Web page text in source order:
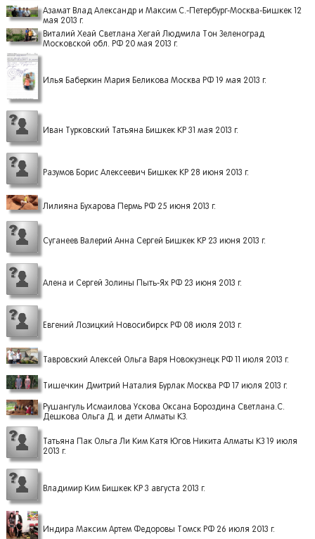
Азамат Влад Александр и Максим С.-Петербург-Москва-Бишкек 12
мая 2013 г.
Виталий Хеай Светлана Хегай Людмила Тон Зеленоград
Московской обл. РФ 20 мая 2013 г.
Илья Баберкин Мария Беликова Москва РФ 19 мая 2013 г.
Иван Турковский Татьяна Бишкек КР 31 мая 2013 г.
Разумов Борис Алексеевич Бишкек КР 28 июня 2013 г.
Лилияна Бухарова Пермь РФ 25 июня 2013 г.
Суганеев Валерий Анна Сергей Бишкек КР 23 июня 2013 г.
Алена и Сергей Золины Пыть-Ях РФ 23 июня 2013 г.
Евгений Лозицкий Новосибирск РФ 08 июля 2013 г.
Тавровский Алексей Ольга Варя Новокузнецк РФ 11 июля 2013 г.
Тишечкин Дмитрий Наталия Бурлак Москва РФ 17 июля 2013 г.
Рушангуль Исмаилова Ускова Оксана Бороздина Светлана.С.
Дешкова Ольга Д. и дети Алматы КЗ.
Татьяна Пак Ольга Ли Ким Катя Югов Никита Алматы КЗ 19 июля
2013 г.
Владимир Ким Бишкек КР 3 августа 2013 г.
Индира Максим Артем Федоровы Томск РФ 26 июля 2013 г.